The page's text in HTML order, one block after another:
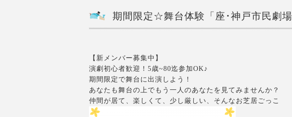
期間限定☆舞台体験「座･神戸市民劇
【新メンバー募集中】
演劇初心者歓迎！5歳~80迄参加OK♪
期間限定で舞台に出演しよう！
あなたも舞台の上でもう一人のあなたを見てみませんか？
仲間が居て、楽しくて、少し厳しい、そんなお芝居ごっこ